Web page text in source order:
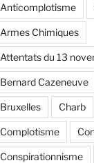
Anticomplotisme
Armes Chimiques
Attentats du 13
Bernard Cazeneuve
Bruxelles Charb
Complotisme
Conspirationnisme